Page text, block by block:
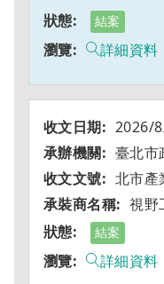
結案
詳細資料
2026/
臺北市
北市產
視野
結案
詳細資料